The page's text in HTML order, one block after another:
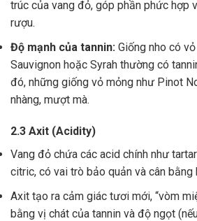
trúc của vang đỏ, góp phần phức hợp
rượu.
Độ mạnh của tannin: Giống nho có
Sauvignon hoặc Syrah thường có
đó, những giống vỏ mỏng như Pinot
nhàng, mượt mà.
2.3 Axit (Acidity)
Vang đỏ chứa các acid chính như
citric, có vai trò bảo quản và cân bằng
Axit tạo ra cảm giác tươi mới, “vòm
bằng vị chát của tannin và độ ngọt